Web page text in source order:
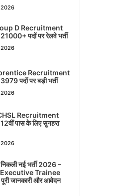
D Recruitment
पदों पर रेलवे भर्ती
Recruitment
पदों पर बड़ी भर्ती
Recruitment
पास के लिए सुनहरा
नई भर्ती 2026 –
Trainee
जानकारी और आवेदन